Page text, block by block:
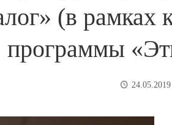
(в рамках
программы
24.05.2019